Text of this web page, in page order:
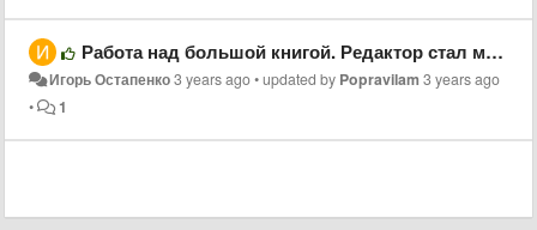
Работа над большой книгой. Редактор стал моим полноценным соавтором
Игорь Остапенко3 years ago•updated by Popravilam 3 years ago
•
1